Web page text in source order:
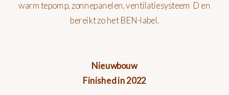
warmtepomp, zonnepanelen, ventilatiesysteem D en
bereikt zo het BEN-label.
Nieuwbouw
Finished in 2022